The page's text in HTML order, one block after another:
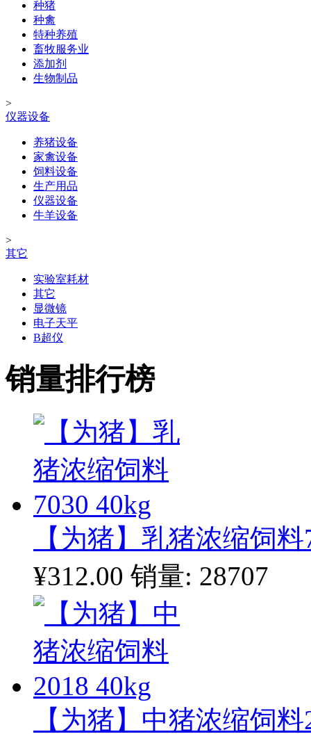
种猪
种禽
特种养殖
畜牧服务业
添加剂
生物制品
>
仪器设备
养猪设备
家禽设备
饲料设备
生产用品
仪器设备
牛羊设备
>
其它
实验室耗材
其它
显微镜
电子天平
B超仪
销量排行榜
【为猪】乳猪浓缩饲
¥312.00 销量: 28707
【为猪】中猪浓缩饲